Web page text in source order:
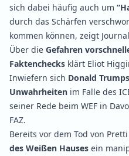
sich dabei häufig auch um
durch das Schärfen
kommen können, zeigt
Über die Gefahren
Faktenchecks klärt Eliot
Inwiefern sich Donald
Unwahrheiten im Falle des
seiner Rede beim WEF in
FAZ.
Bereits vor dem Tod von Pretti
des Weißen Hauses ein